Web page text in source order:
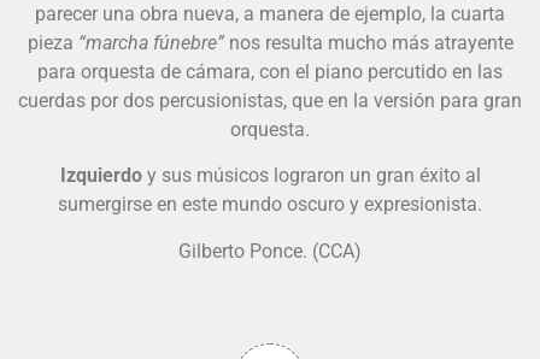
parecer una obra nueva, a manera de ejemplo, la cuarta
pieza “marcha fúnebre”nos resulta mucho más atrayente
para orquesta de cámara, con el piano percutido en las
cuerdas por dos percusionistas, que en la versión para gran
orquesta.
Izquierdo y sus músicos lograron un gran éxito al
sumergirse en este mundo oscuro y expresionista.
Gilberto Ponce. (CCA)